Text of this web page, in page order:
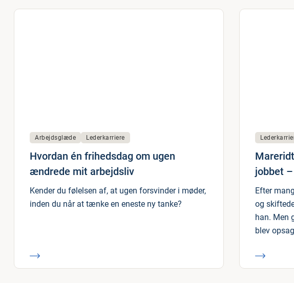
Arbejdsglæde Lederkarriere
Hvordan én frihedsdag om ugen
ændrede mit arbejdsliv
Kender du følelsen af, at ugen forsvinder i møder,
inden du når at tænke en eneste ny tanke?
jobbet
Efter
og
han. Men
blev